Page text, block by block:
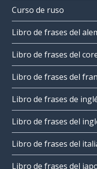
Curso de ruso
Libro de frases del
Libro de frases del
Libro de frases del
Libro de frases de
Libro de frases del
Libro de frases del
Libro de frases del